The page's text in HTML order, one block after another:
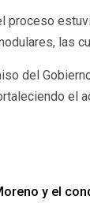
las
del
el
y el